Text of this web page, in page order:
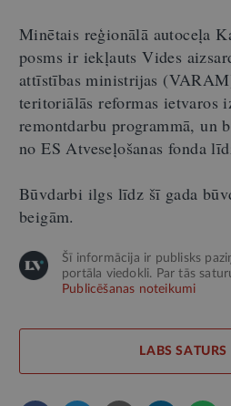
Minētais reģionālā autoceļa
posms ir iekļauts Vides
attīstības ministrijas
teritoriālās reformas ietvaros
remontdarbu programmā, un
no ES Atveseļošanas fonda
Būvdarbi ilgs līdz šī gada
beigām.
Šī informācija ir publisks
portāla viedokli. Par tās
Publicēšanas noteikumi
LABS SATURS